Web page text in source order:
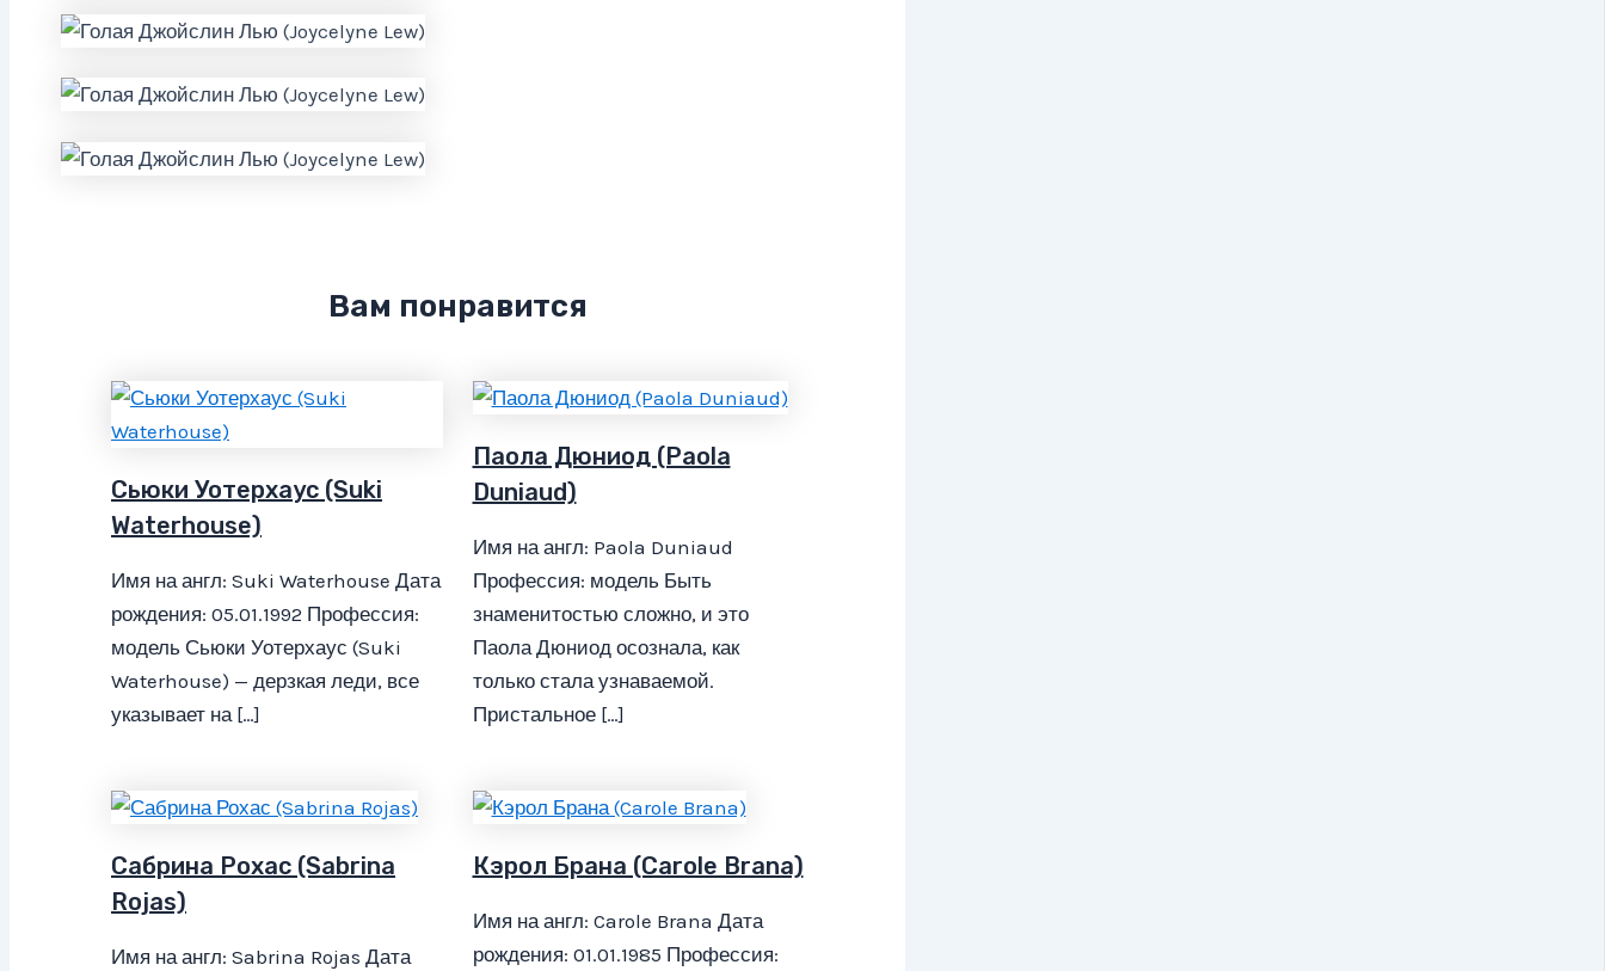
Вам понравится
Сьюки Уотерхаус (Suki
Waterhouse)
Имя на англ: Suki Waterhouse Дата
рождения: 05.01.1992 Профессия:
модель Сьюки Уотерхаус (Suki
Waterhouse) — дерзкая леди, все
указывает на […]
Паола Дюниод (Paola
Duniaud)
Имя на англ: Paola Duniaud
Профессия: модель Быть
знаменитостью сложно, и это
Паола Дюниод осознала, как
только стала узнаваемой.
Пристальное […]
Сабрина Рохас (Sabrina
Rojas)
Имя на англ: Sabrina Rojas Дата
Кэрол Брана (Carole Brana)
Имя на англ: Carole Brana Дата
рождения: 01.01.1985 Профессия: